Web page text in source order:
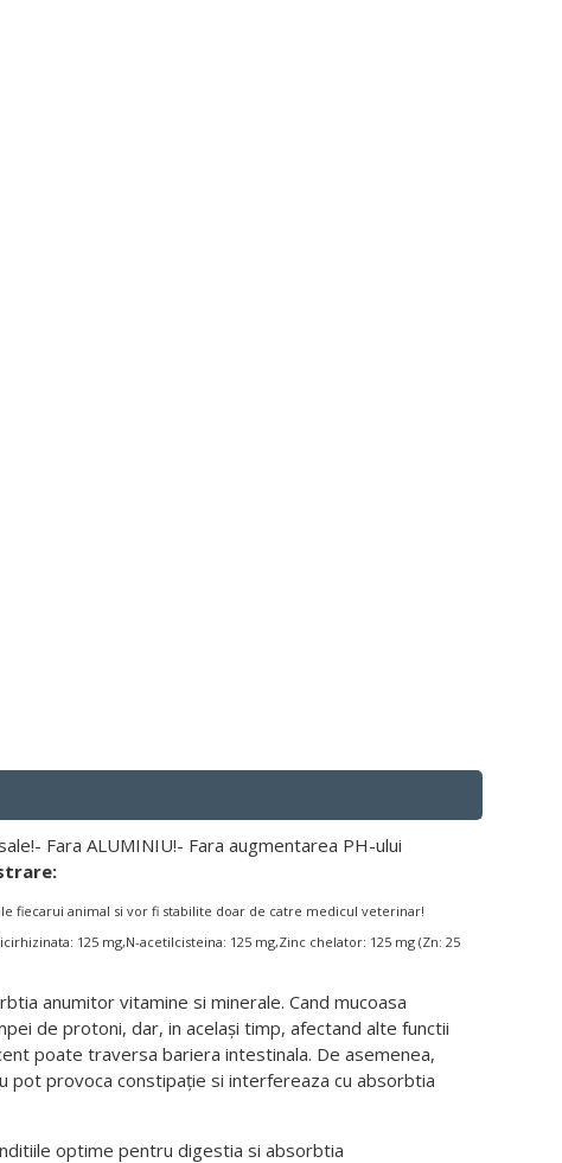
Fara ALUMINIU!- Fara augmentarea PH-ului
fiecarui animal si vor fi stabilite doar de catre medicul veterinar!
125 mg,N-acetilcisteina: 125 mg,Zinc chelator: 125 mg (Zn: 25
anumitor vitamine si minerale. Cand mucoasa
de protoni, dar, in același timp, afectand alte functii
poate traversa bariera intestinala. De asemenea,
pot provoca constipație si interfereaza cu absorbtia
optime pentru digestia si absorbtia